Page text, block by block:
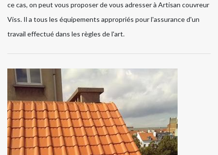
ce cas, on peut vous proposer de vous adresser à Artisan couvreur
Viss. Il a tous les équipements appropriés pour l'assurance d'un
travail effectué dans les règles de l'art.